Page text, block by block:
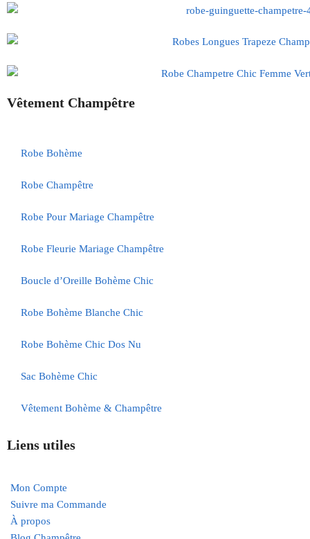
Vêtement Champêtre
Robe Bohème
Robe Champêtre
Robe Pour Mariage Champêtre
Robe Fleurie Mariage Champêtre
Boucle d’Oreille Bohème Chic
Robe Bohème Blanche Chic
Robe Bohème Chic Dos Nu
Sac Bohème Chic
Vêtement Bohème & Champêtre
Liens utiles
Mon Compte
Suivre ma Commande
À propos